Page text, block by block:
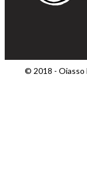
© 2018 - Oiasso